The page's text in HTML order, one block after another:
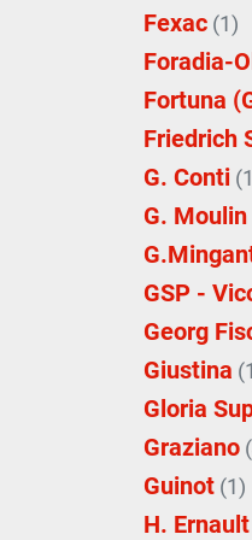
Fexac (1)
Foradia-
Fortuna
Friedrich
G. Conti
G. Moulin
GSP -
Georg
Giustina
Gloria
Graziano
Guinot (1)
H.